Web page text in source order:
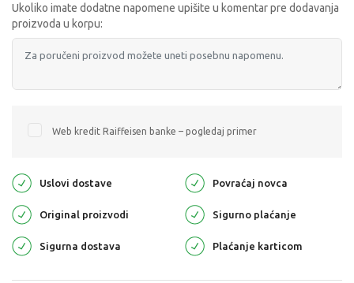
Ukoliko imate dodatne napomene upišite u komentar pre dodavanja
proizvoda u korpu:
Web kredit Raiffeisen banke – pogledaj primer
Uslovi dostave Povraćaj novca
Original proizvodi Sigurno plaćanje
Sigurna dostava Plaćanje karticom